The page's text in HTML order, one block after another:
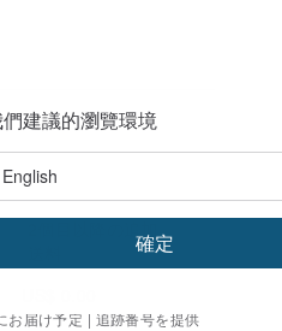
お届け予定 | 追跡番号を提供
建議的瀏覽環境
確定